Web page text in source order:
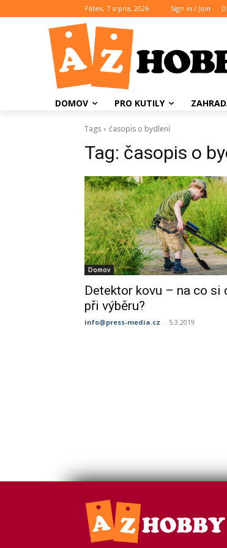
Pátek, 7 srpna, 2026 Sign in / Join
DOMOV PRO KUTILY
Tags časopis o bydlení
Tag: časopis o
Domov
Detektor kovu – na co si
při výběru?
info@press-media.cz - 5.3.2019